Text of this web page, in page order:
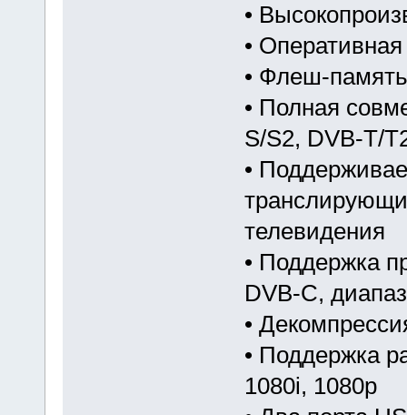
•
•
• Флеш-
• Полная
S/S2, DVB-T/
•
телевидения
• Поддержка
DVB-C,
•
• Поддержка
1080i, 1080p